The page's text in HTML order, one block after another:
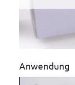
Anwendung